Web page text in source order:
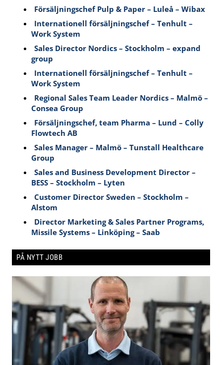
Försäljningschef Pulp & Paper – Luleå – Wibax
Internationell försäljningschef – Tenhult –
Work System
Sales Director Nordics – Stockholm – expand
group
Internationell försäljningschef – Tenhult –
Work System
Regional Sales Team Leader Nordics – Malmö –
Consea Group
Försäljningschef, team Pharma – Lund – Colly
Flowtech AB
Sales Manager – Malmö – Tunstall Healthcare
Group
Sales and Business Development Director –
BESS – Stockholm – Lyten
Customer Director Sweden – Stockholm –
Alstom
Director Marketing & Sales Partner Programs,
Missile Systems – Linköping – Saab
PÅ NYTT JOBB